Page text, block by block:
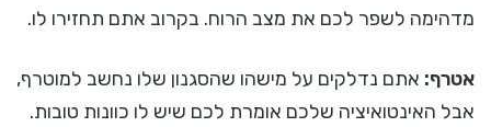
מדהימה לשפר לכם את מצב הרוח. בקרוב אתם תחזירו לו.
אטרף: אתם נדלקים על מישהו שהסגנון שלו נחשב למוטרף,
אבל האינטואיציה שלכם אומרת לכם שיש לו כוונות טובות.